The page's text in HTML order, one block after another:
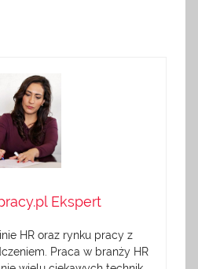
Ekspert
HR oraz rynku pracy z
Praca w branży HR